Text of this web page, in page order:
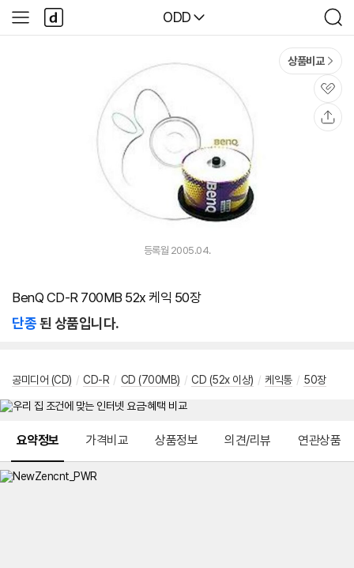
다나와
ODD
검
색
사
이
다
나
와
상품비교
관
심
등록월 2005.04.
BenQ CD-R 700MB 52x 케익 50장
단종된 상품입니다.
공미디어 (CD) / CD-R / CD (700MB) / CD (52x 이상) / 케익통 / 50장
요약정보 가격비교 상품정보 의견/리뷰 연관상품